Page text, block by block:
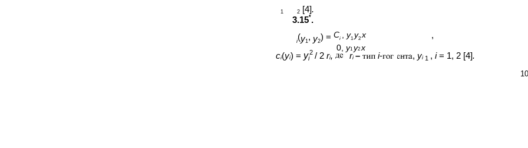
1 2 [4].
3.15*.
i(y1, y2) = Ci y1y2x ,
0, y1 y2x
ci(yi) = yi
2 / 2 ri, ri – i- , yi 1 , i= 1, 2 [4].